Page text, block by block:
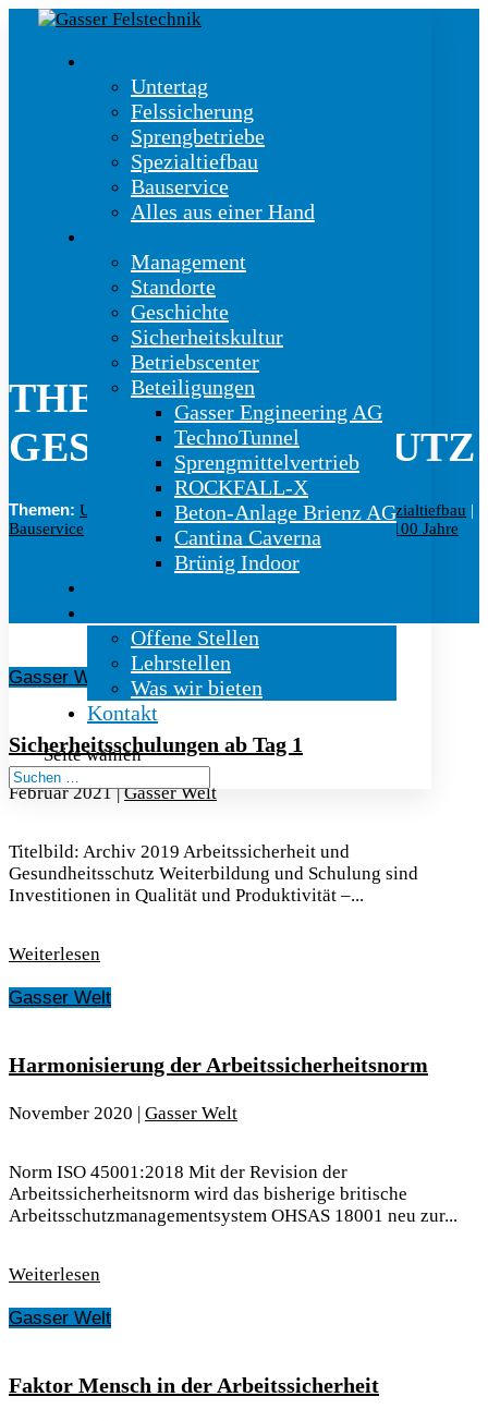
Untertag
Felssicherung
Sprengbetriebe
Spezialtiefbau
Bauservice
Alles aus einer Hand
Management
Standorte
Geschichte
Sicherheitskultur
Betriebscenter
Beteiligungen
Gasser Engineering AG
TechnoTunnel
Sprengmittelvertrieb
ROCKFALL-X
Beton-Anlage Brienz AG
Cantina Caverna
Brünig Indoor
Offene Stellen
Lehrstellen
Was wir bieten
Kontakt
Seite wählen
THEMA:
GESUNDHEITSSCHUTZ
Themen: Untertag Felssicherung|Sprengbetriebe|Spezialtiefbau |
Bauservice
Engineering|Betriebscenter|Gasser Welt|100 Jahre
Gasser Welt
Sicherheitsschulungen ab Tag 1
Februar 2021|Gasser Welt
Titelbild: Archiv 2019 Arbeitssicherheit und
Gesundheitsschutz Weiterbildung und Schulung sind
Investitionen in Qualität und Produktivität –...
Weiterlesen
Gasser Welt
Harmonisierung der Arbeitssicherheitsnorm
November 2020 | Gasser Welt
Norm ISO 45001:2018 Mit der Revision der
Arbeitssicherheitsnorm wird das bisherige britische
Arbeitsschutzmanagementsystem OHSAS 18001 neu zur...
Weiterlesen
Gasser Welt
Faktor Mensch in der Arbeitssicherheit